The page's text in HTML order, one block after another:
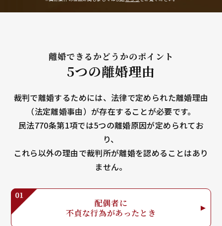
離婚できるかどうかのポイント
5つの離婚理由
裁判で離婚するためには、法律で定められた離婚理由
（法定離婚事由）が存在することが必要です。
民法770条第1項では5つの離婚原因が定められてお
り、
これら以外の理由で裁判所が離婚を認めることはあり
ません。
配偶者に
不貞な行為があったとき